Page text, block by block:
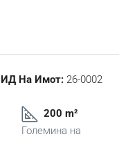
ИД На Имот: 26-0002
200 m²
Големина на